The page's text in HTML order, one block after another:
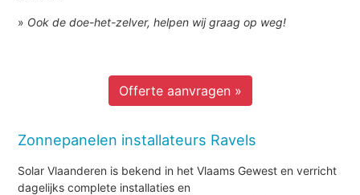
» Ook de doe-het-zelver, helpen wij graag op weg!
Offerte aanvragen »
Zonnepanelen installateurs Ravels
Solar Vlaanderen is bekend in het Vlaams Gewest en verricht
dagelijks complete installaties en